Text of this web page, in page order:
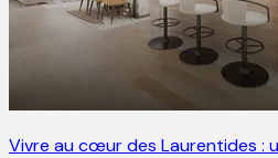
Vivre au cœur des Laurentides :